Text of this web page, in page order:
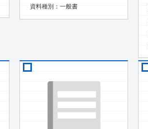
資料種別：一般書